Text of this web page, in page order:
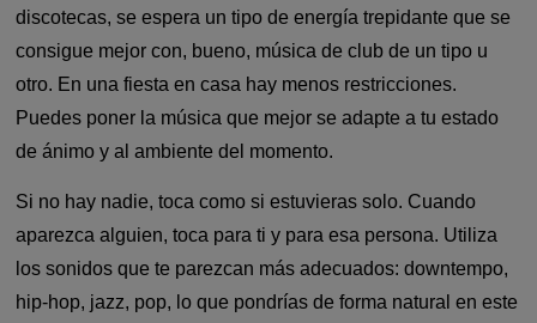
discotecas, se espera un tipo de energía trepidante que se
consigue mejor con, bueno, música de club de un tipo u
otro. En una fiesta en casa hay menos restricciones.
Puedes poner la música que mejor se adapte a tu estado
de ánimo y al ambiente del momento.
Si no hay nadie, toca como si estuvieras solo. Cuando
aparezca alguien, toca para ti y para esa persona. Utiliza
los sonidos que te parezcan más adecuados: downtempo,
hip-hop, jazz, pop, lo que pondrías de forma natural en este